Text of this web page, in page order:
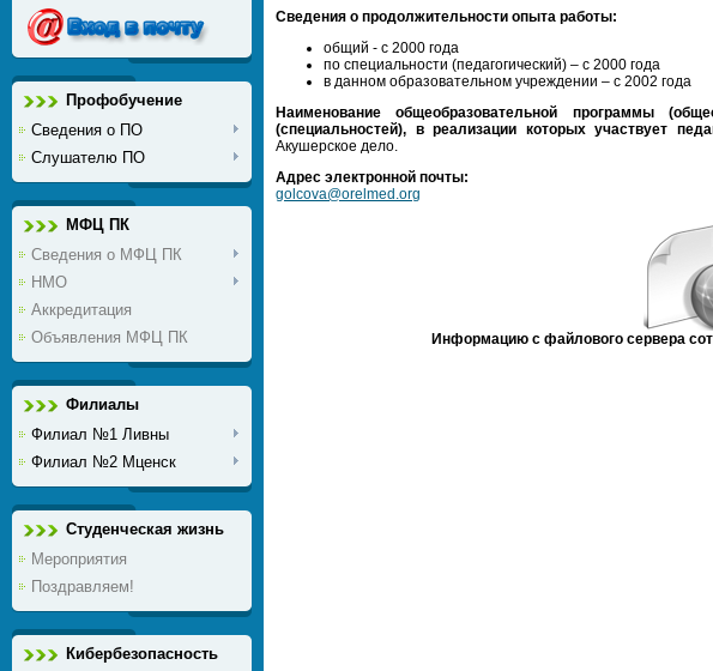
Профобучение
Сведения о ПО
Слушателю ПО
МФЦ ПК
Сведения о МФЦ ПК
НМО
Аккредитация
Объявления МФЦ ПК
Филиалы
Филиал №1 Ливны
Филиал №2 Мценск
Студенческая жизнь
Мероприятия
Поздравляем!
Кибербезопасность
Сведения о продолжительности опыта работы:
общий - с 2000 года
по специальности (педагогический) – с 2000 года
в данном образовательном учреждении – с 2002 года
Наименование общеобразовательной программы
(специальностей), в реализации которых участвует
Акушерское дело.
Адрес электронной почты:
golcova@orelmed.org
Информацию с файлового сервера